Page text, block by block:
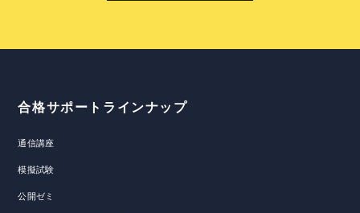
合格サポートラインナップ
通信講座
模擬試験
公開ゼミ